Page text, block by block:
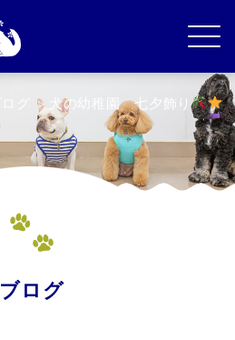
＞犬の幼稚園 七夕飾り
ブログ